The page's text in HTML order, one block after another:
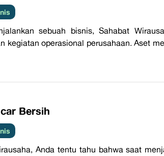
sebuah bisnis, Sahabat
kegiatan operasional perusahaan. Aset
Bersih
Anda tentu tahu bahwa saat